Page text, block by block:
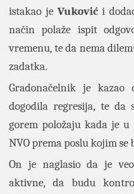
istakao je Vukovići
način polaže ispit
vremenu, te da nema
zadatka.
Gradonačelnik je
dogodila regresija, te da
gorem položaju kada je
NVO prema poslu kojim se
On je naglasio da je
aktivne, da budu